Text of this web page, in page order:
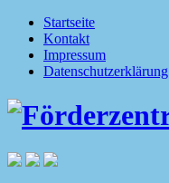
Startseite
Kontakt
Impressum
Datenschutzerklärung